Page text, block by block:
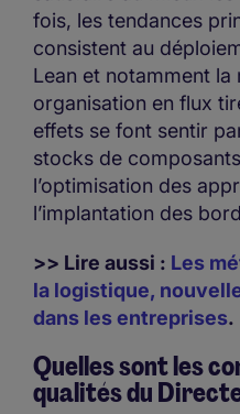
fois, les tendances
consistent au
Lean et notamment la
organisation en flux
effets se font sentir
stocks de
l’optimisation des
l’implantation des
>> Lire aussi : Les
la logistique,
dans les entreprises.
Quelles sont les
qualités du